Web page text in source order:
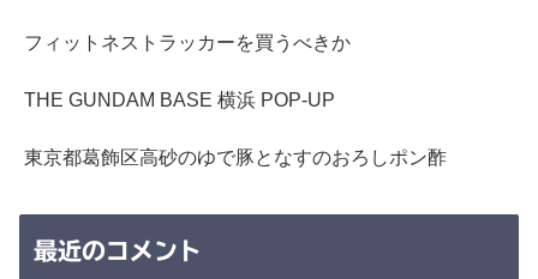
フィットネストラッカーを買うべきか
THE GUNDAM BASE 横浜 POP-UP
東京都葛飾区高砂のゆで豚となすのおろしポン酢
最近のコメント